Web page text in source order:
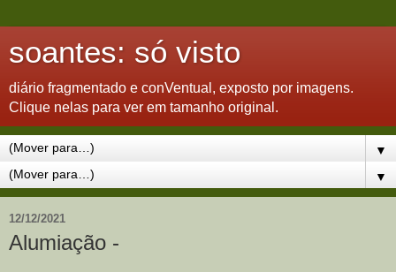
soantes: só visto
diário fragmentado e conVentual, exposto por imagens.
Clique nelas para ver em tamanho original.
▼
▼
12/12/2021
Alumiação -